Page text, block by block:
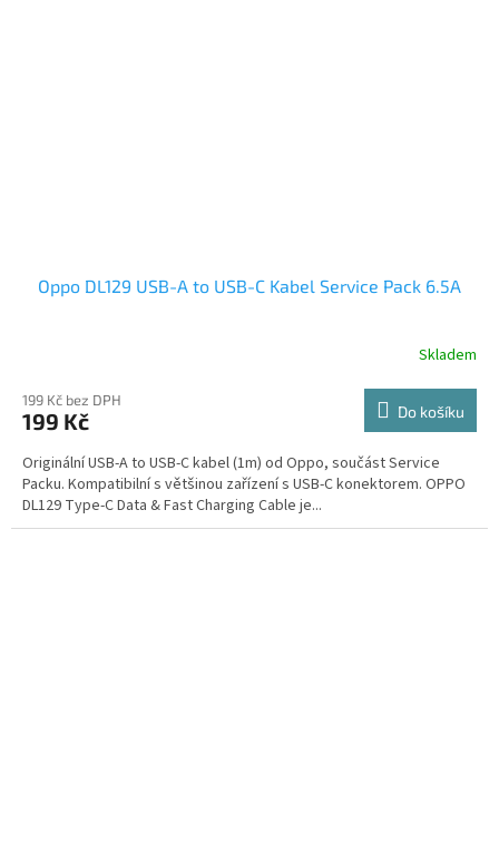
Oppo DL129 USB-A to USB-C Kabel Service Pack 6.5A
Skladem
199 Kč bez DPH
199 Kč Do košíku
Originální USB-A to USB-C kabel (1m) od Oppo, součást Service
Packu. Kompatibilní s většinou zařízení s USB-C konektorem. OPPO
DL129 Type-C Data & Fast Charging Cable je...